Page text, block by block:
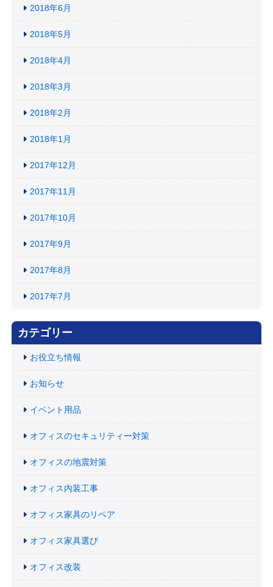
2018年6月
2018年5月
2018年4月
2018年3月
2018年2月
2018年1月
2017年12月
2017年11月
2017年10月
2017年9月
2017年8月
2017年7月
カテゴリー
お役立ち情報
お知らせ
イベント用品
オフィスのセキュリティー対策
オフィスの地震対策
オフィス内装工事
オフィス家具のリペア
オフィス家具選び
オフィス改装